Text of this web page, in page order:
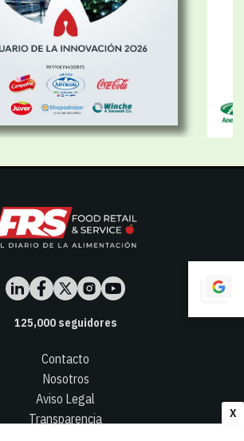
X
125,000seguidores
Contacto
Nosotros
Aviso Legal
Transparencia